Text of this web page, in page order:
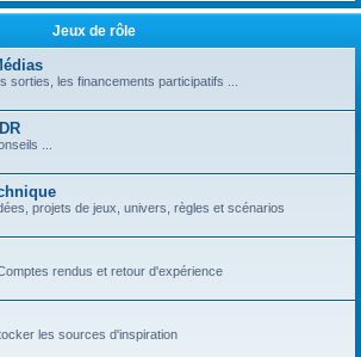
Jeux de rôle
sorties, les financements participatifs ...
...
projets de jeux, univers, règles et scénarios
rendus et retour d'expérience
les sources d'inspiration